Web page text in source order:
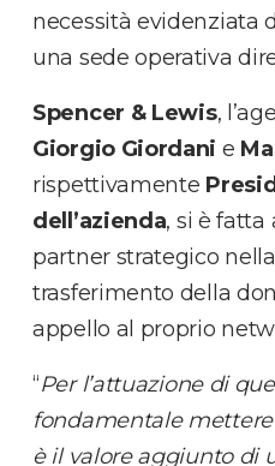
necessità evidenziata
una sede operativa
Spencer & Lewis,
Giorgio Giordani e
rispettivamente
dell’azienda, si è fatta
partner strategico
trasferimento della
appello al proprio
“Per l’attuazione di
fondamentale
è il valore aggiunto di